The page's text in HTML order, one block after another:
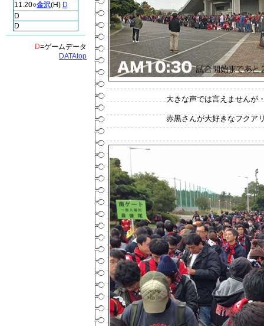
11.20○金沢(H) D
D
D
D=ゲームデータ
DATAtop
大きな声では言えませんが
赤黒さんが大好きなフクア